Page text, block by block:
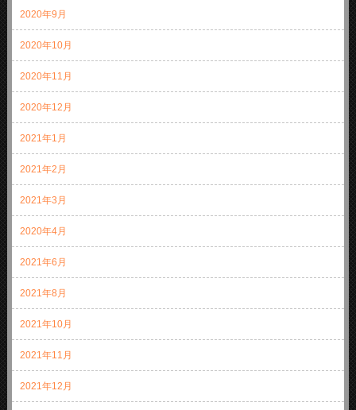
2020年9月
2020年10月
2020年11月
2020年12月
2021年1月
2021年2月
2021年3月
2020年4月
2021年6月
2021年8月
2021年10月
2021年11月
2021年12月